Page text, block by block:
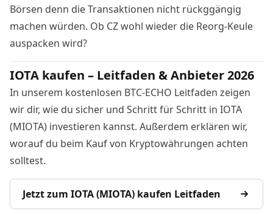
Börsen denn die Transaktionen nicht rückggängig
machen würden. Ob CZ wohl wieder die Reorg-Keule
auspacken wird?
IOTA kaufen – Leitfaden & Anbieter 2026
In unserem kostenlosen BTC-ECHO Leitfaden zeigen
wir dir, wie du sicher und Schritt für Schritt in IOTA
(MIOTA) investieren kannst. Außerdem erklären wir,
worauf du beim Kauf von Kryptowährungen achten
solltest.
Jetzt zum IOTA (MIOTA) kaufen Leitfaden